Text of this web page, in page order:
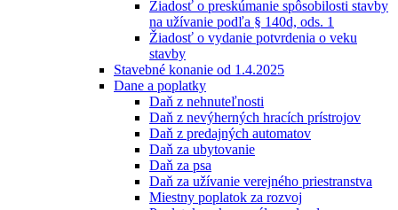
Žiadosť o preskúmanie spôsobilosti stavby
na užívanie podľa § 140d, ods. 1
Žiadosť o vydanie potvrdenia o veku
stavby
Stavebné konanie od 1.4.2025
Dane a poplatky
Daň z nehnuteľnosti
Daň z nevýherných hracích prístrojov
Daň z predajných automatov
Daň za ubytovanie
Daň za psa
Daň za užívanie verejného priestranstva
Miestny poplatok za rozvoj